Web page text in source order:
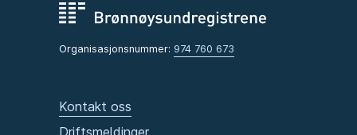
Organisasjonsnummer: 974 760 673
Kontakt oss